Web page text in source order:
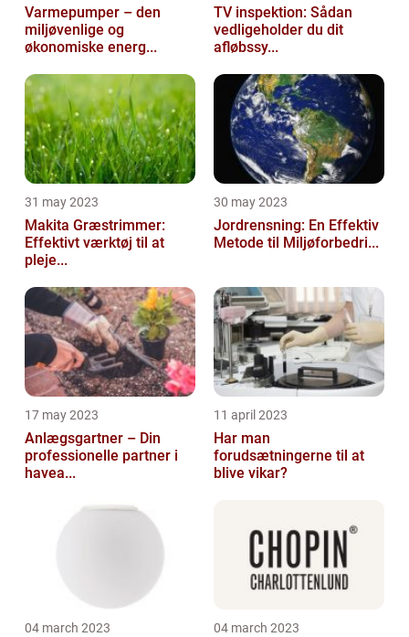
Varmepumper – den
miljøvenlige og
økonomiske energ...
TV inspektion: Sådan
vedligeholder du dit
afløbssy...
31 may 2023
Makita Græstrimmer:
Effektivt værktøj til at
pleje...
30 may 2023
Jordrensning: En Effektiv
Metode til Miljøforbedri...
17 may 2023
Anlægsgartner – Din
professionelle partner i
havea...
11 april 2023
Har man
forudsætningerne til at
blive vikar?
04 march 2023 04 march 2023